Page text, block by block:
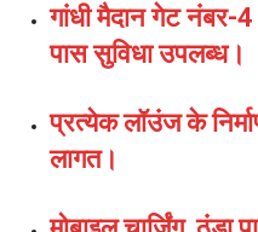
गांधी मैदान गेट
पास सुविधा उपलब्ध।
प्रत्येक लॉउंज के
लागत।